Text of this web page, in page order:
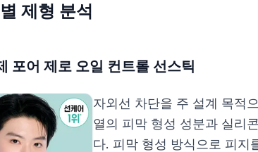
제형 분석
포어 제로 오일 컨트롤 선스틱
자외선 차단을 주 설계 목적
열의 피막 형성 성분과 실리
다. 피막 형성 방식으로 피지